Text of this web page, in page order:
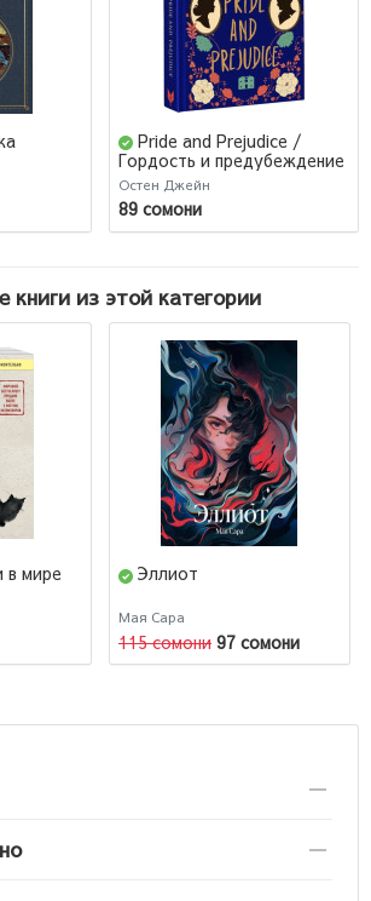
Pride and Prejudice /
Гордость и предубеждение
Остен Джейн
89 сомони
книги из этой категории
в мире
Эллиот
Мая Сара
115 сомони 97 сомони